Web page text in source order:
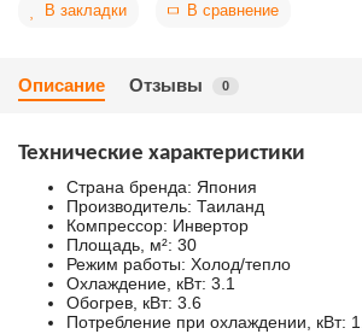
В закладки В сравнение
Описание Отзывы 0
Технические характеристики
Страна бренда: Япония
Производитель: Таиланд
Компрессор: Инвертор
Площадь, м²: 30
Режим работы: Холод/тепло
Охлаждение, кВт: 3.1
Обогрев, кВт: 3.6
Потребление при охлаждении, кВт: